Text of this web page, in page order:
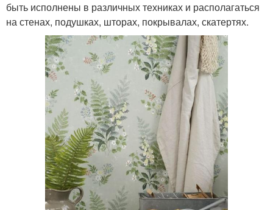
быть исполнены в различных техниках и располагаться
на стенах, подушках, шторах, покрывалах, скатертях.